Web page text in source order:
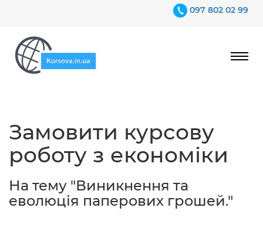
097 802 02 99
Замовити курсову
роботу з економіки
На тему "Виникнення та
еволюція паперових грошей."
Гарантії
Відгуки
Контакти